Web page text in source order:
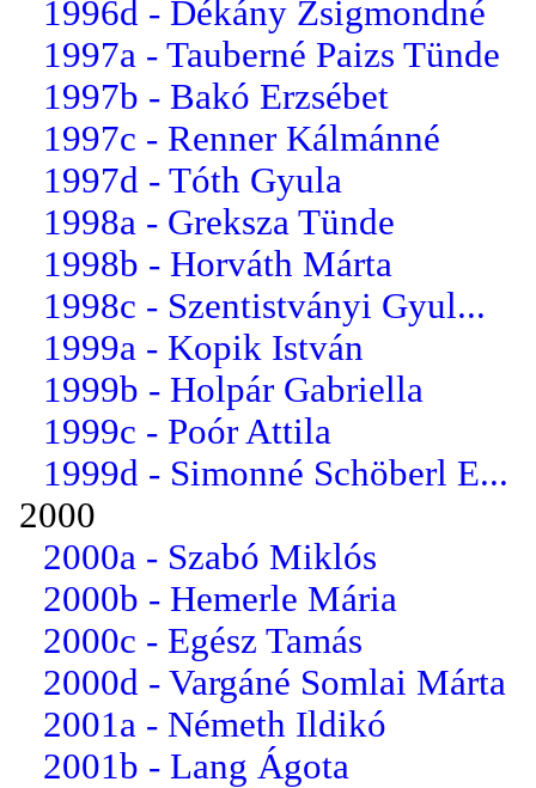
1996d - Dékány Zsigmondné
1997a - Tauberné Paizs Tünde
1997b - Bakó Erzsébet
1997c - Renner Kálmánné
1997d - Tóth Gyula
1998a - Greksza Tünde
1998b - Horváth Márta
1998c - Szentistványi Gyul...
1999a - Kopik István
1999b - Holpár Gabriella
1999c - Poór Attila
1999d - Simonné Schöberl E...
2000
2000a - Szabó Miklós
2000b - Hemerle Mária
2000c - Egész Tamás
2000d - Vargáné Somlai Márta
2001a - Németh Ildikó
2001b - Lang Ágota